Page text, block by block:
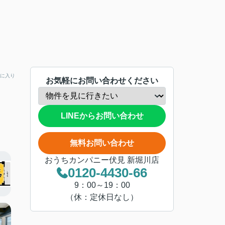
入り
お気軽にお問い合わせください
LINEからお問い合わせ
無料お問い合わせ
おうちカンパニー伏見 新堀川店
0120-4430-66
9：00～19：00
（休：定休日なし）